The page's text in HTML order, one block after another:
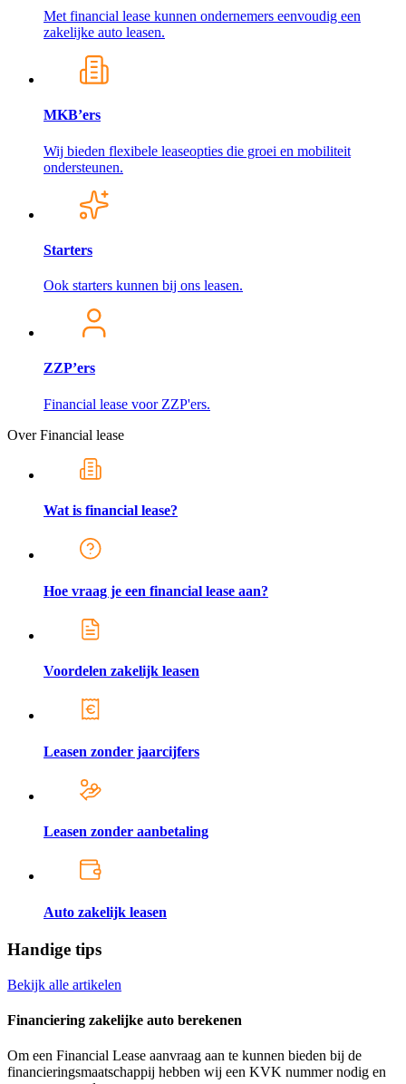
Met financial lease kunnen ondernemers eenvoudig een
zakelijke auto leasen.
MKB’ers
Wij bieden flexibele leaseopties die groei en mobiliteit
ondersteunen.
Starters
Ook starters kunnen bij ons leasen.
ZZP’ers
Financial lease voor ZZP'ers.
Over Financial lease
Wat is financial lease?
Hoe vraag je een financial lease aan?
Voordelen zakelijk leasen
Leasen zonder jaarcijfers
Leasen zonder aanbetaling
Auto zakelijk leasen
Handige tips
Bekijk alle artikelen
Financiering zakelijke auto berekenen
Om een Financial Lease aanvraag aan te kunnen bieden bij de
financieringsmaatschappij hebben wij een KVK nummer nodig en